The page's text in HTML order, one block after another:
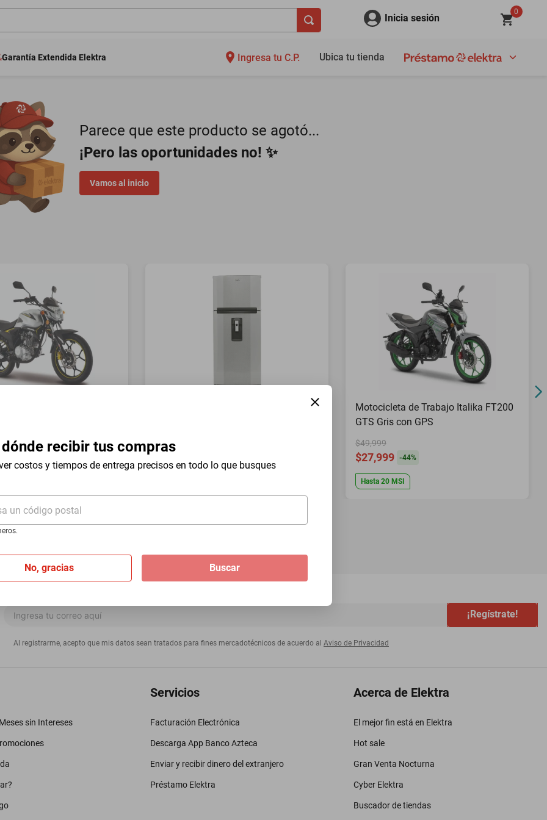
Inicia sesión
0
Garantía Extendida Elektra Ingresa tu C.P.
dónde recibir tus compras
costos y tiempos de entrega precisos en todo lo que busques
un código postal
No, gracias Buscar
Ubica tu tienda
Parece que este producto se agotó...
¡Pero las oportunidades no! ✨
Vamos al inicio
$19,999
Motocicleta de Trabajo Italika FT200
GTS Gris con GPS
$49,999
$27,999 -44%
Hasta 20 MSI
¡Regístrate!
Al registrarme, acepto que mis datos sean tratados para fines mercadotécnicos de acuerdo al Aviso de Privacidad
sin Intereses
Servicios
Facturación Electrónica
Descarga App Banco Azteca
Enviar y recibir dinero del extranjero
Préstamo Elektra
Acerca de Elektra
El mejor fin está en Elektra
Hot sale
Gran Venta Nocturna
Cyber Elektra
Buscador de tiendas